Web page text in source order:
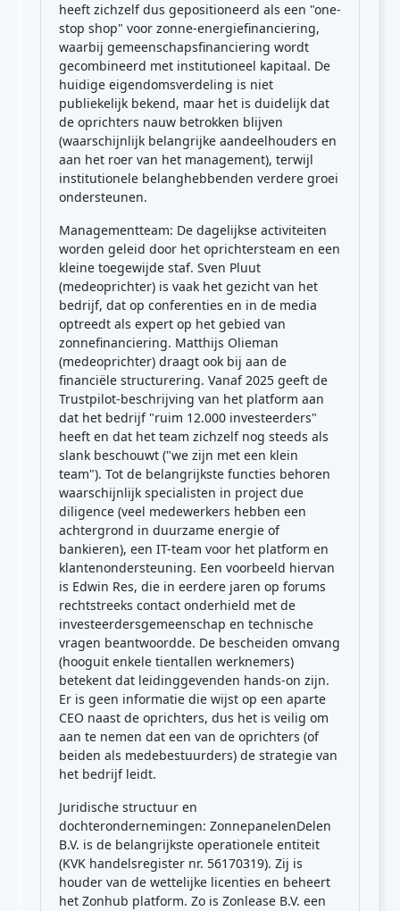
heeft zichzelf dus gepositioneerd als een "one-
stop shop" voor zonne-energiefinanciering,
waarbij gemeenschapsfinanciering wordt
gecombineerd met institutioneel kapitaal. De
huidige eigendomsverdeling is niet
publiekelijk bekend, maar het is duidelijk dat
de oprichters nauw betrokken blijven
(waarschijnlijk belangrijke aandeelhouders en
aan het roer van het management), terwijl
institutionele belanghebbenden verdere groei
ondersteunen.
Managementteam: De dagelijkse activiteiten
worden geleid door het oprichtersteam en een
kleine toegewijde staf. Sven Pluut
(medeoprichter) is vaak het gezicht van het
bedrijf, dat op conferenties en in de media
optreedt als expert op het gebied van
zonnefinanciering. Matthijs Olieman
(medeoprichter) draagt ook bij aan de
financiële structurering. Vanaf 2025 geeft de
Trustpilot-beschrijving van het platform aan
dat het bedrijf "ruim 12.000 investeerders"
heeft en dat het team zichzelf nog steeds als
slank beschouwt ("we zijn met een klein
team"). Tot de belangrijkste functies behoren
waarschijnlijk specialisten in project due
diligence (veel medewerkers hebben een
achtergrond in duurzame energie of
bankieren), een IT-team voor het platform en
klantenondersteuning. Een voorbeeld hiervan
is Edwin Res, die in eerdere jaren op forums
rechtstreeks contact onderhield met de
investeerdersgemeenschap en technische
vragen beantwoordde. De bescheiden omvang
(hooguit enkele tientallen werknemers)
betekent dat leidinggevenden hands-on zijn.
Er is geen informatie die wijst op een aparte
CEO naast de oprichters, dus het is veilig om
aan te nemen dat een van de oprichters (of
beiden als medebestuurders) de strategie van
het bedrijf leidt.
Juridische structuur en
dochterondernemingen: ZonnepanelenDelen
B.V. is de belangrijkste operationele entiteit
(KVK handelsregister nr. 56170319). Zij is
houder van de wettelijke licenties en beheert
het Zonhub platform. Zo is Zonlease B.V. een